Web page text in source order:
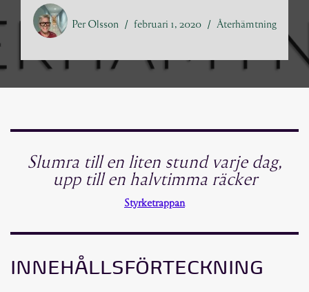
Per Olsson februari 1, 2020 Återhämtning
Slumra till en liten stund varje dag,
upp till en halvtimma räcker
Styrketrappan
INNEHÅLLSFÖRTECKNING